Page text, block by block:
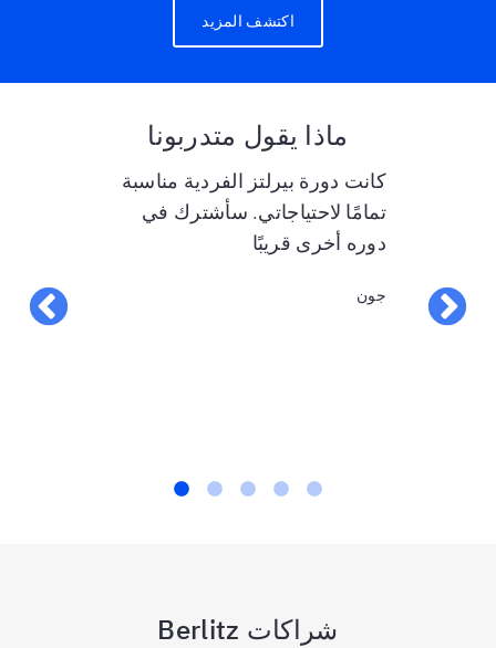
اكتشف المزيد
ماذا يقول متدربونا
كانت دورة بيرلتز الفردية مناسبة
تمامًا لاحتياجاتي. سأشترك في
دوره أخرى قريبًا
جون
ممتن
شراكات Berlitz